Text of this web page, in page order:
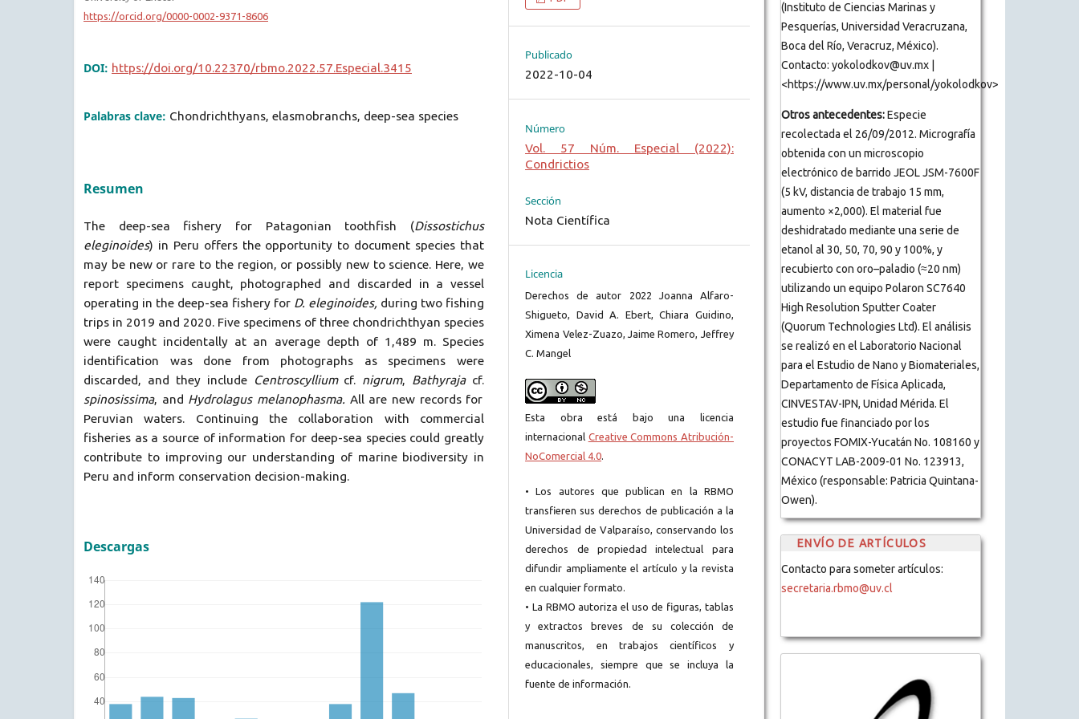
https://orcid.org/0000-0002-9371-8606
DOI: https://doi.org/10.22370/rbmo.2022.57.Especial.3415
Palabras clave: Chondrichthyans, elasmobranchs, deep-sea species
Resumen
The deep-sea fishery for Patagonian toothfish (Dissostichus
eleginoides) in Peru offers the opportunity to document species that
may be new or rare to the region, or possibly new to science. Here, we
report specimens caught, photographed and discarded in a vessel
operating in the deep-sea fishery for D. eleginoides, during two fishing
trips in 2019 and 2020. Five specimens of three chondrichthyan species
were caught incidentally at an average depth of 1,489 m. Species
identification was done from photographs as specimens were
discarded, and they include Centroscyllium cf. nigrum, Bathyraja cf.
spinosissima, and Hydrolagus melanophasma. All are new records for
Peruvian waters. Continuing the collaboration with commercial
fisheries as a source of information for deep-sea species could greatly
contribute to improving our understanding of marine biodiversity in
Peru and inform conservation decision-making.
Descargas
Publicado
2022-10-04
Número
Vol. 57 Núm. Especial (2022):
Condrictios
Sección
Nota Científica
Licencia
Derechos de autor 2022 Joanna Alfaro-
Shigueto, David A. Ebert, Chiara Guidino,
Ximena Velez-Zuazo, Jaime Romero, Jeffrey
C. Mangel
Esta obra está bajo una licencia
internacional Creative Commons Atribución-
NoComercial 4.0
• Los autores que publican en la RBMO
transfieren sus derechos de publicación a la
Universidad de Valparaíso, conservando los
derechos de propiedad intelectual para
difundir ampliamente el artículo y la revista
en cualquier formato.
• La RBMO autoriza el uso de figuras, tablas
y extractos breves de su colección de
manuscritos, en trabajos científicos y
educacionales, siempre que se incluya la
fuente de información.
(Instituto de Ciencias Marinas y
Pesquerías, Universidad Veracruzana,
Boca del Río, Veracruz, México).
Contacto: yokolodkov@uv.mx |
<https://www.uv.mx/personal/yokolodkov>
Otros antecedentes:Especie
recolectada el 26/09/2012. Micrografía
obtenida con un microscopio
electrónico de barrido JEOL JSM-7600F
(5 kV, distancia de trabajo 15 mm,
aumento ×2,000). El material fue
deshidratado mediante una serie de
etanol al 30, 50, 70, 90 y 100%, y
recubierto con oro–paladio (≈20 nm)
utilizando un equipo Polaron SC7640
High Resolution Sputter Coater
(Quorum Technologies Ltd). El análisis
se realizó en el Laboratorio Nacional
para el Estudio de Nano y Biomateriales,
Departamento de Física Aplicada,
CINVESTAV-IPN, Unidad Mérida. El
estudio fue financiado por los
proyectos FOMIX-Yucatán No. 108160 y
CONACYT LAB-2009-01 No. 123913,
México (responsable: Patricia Quintana-
Owen).
ENVÍO DE ARTÍCULOS
Contacto para someter artículos:
secretaria.rbmo@uv.cl